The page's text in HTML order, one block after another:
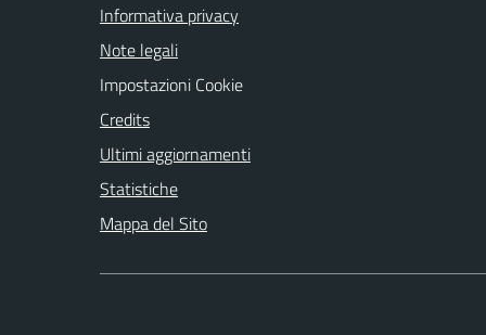
Informativa privacy
Note legali
Impostazioni Cookie
Credits
Ultimi aggiornamenti
Statistiche
Mappa del Sito